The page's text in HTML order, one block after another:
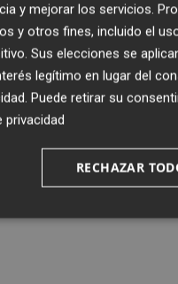
y mejorar los servicios.
y otros fines, incluido el
Sus elecciones se
legítimo en lugar del
. Puede retirar su
privacidad
RECHAZAR